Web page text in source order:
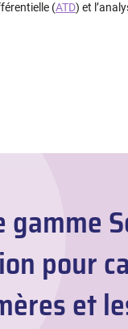
(ATD) et
gamme
pour
et